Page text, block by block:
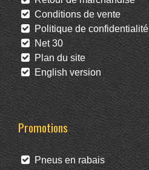
Conditions de vente
Politique de confidentialité
Net 30
Plan du site
English version
Promotions
Pneus en rabais